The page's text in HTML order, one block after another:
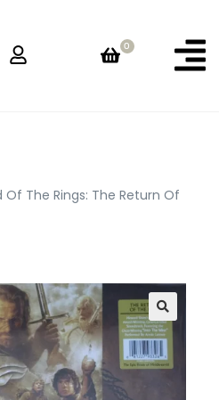
0
Of The Rings: The Return Of